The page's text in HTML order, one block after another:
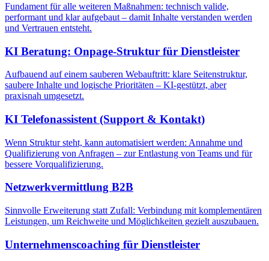
Fundament für alle weiteren Maßnahmen: technisch valide,
performant und klar aufgebaut – damit Inhalte verstanden werden
und Vertrauen entsteht.
KI Beratung: Onpage-Struktur für Dienstleister
Aufbauend auf einem sauberen Webauftritt: klare Seitenstruktur,
saubere Inhalte und logische Prioritäten – KI-gestützt, aber
praxisnah umgesetzt.
KI Telefonassistent (Support & Kontakt)
Wenn Struktur steht, kann automatisiert werden: Annahme und
Qualifizierung von Anfragen – zur Entlastung von Teams und für
bessere Vorqualifizierung.
Netzwerkvermittlung B2B
Sinnvolle Erweiterung statt Zufall: Verbindung mit komplementären
Leistungen, um Reichweite und Möglichkeiten gezielt auszubauen.
Unternehmenscoaching für Dienstleister